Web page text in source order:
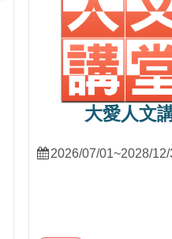
大愛人文
2026/07/01~2028/12/